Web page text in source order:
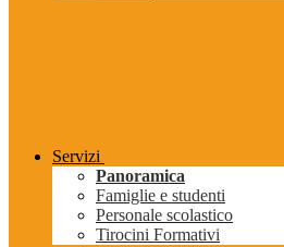
Servizi
Panoramica
Famiglie e studenti
Personale scolastico
Tirocini Formativi